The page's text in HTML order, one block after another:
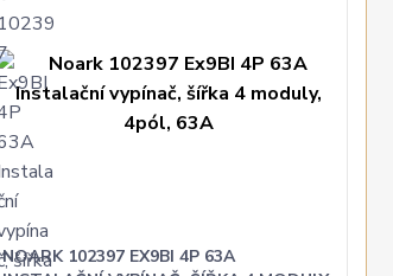
NOARK 102397 EX9BI 4P 63A